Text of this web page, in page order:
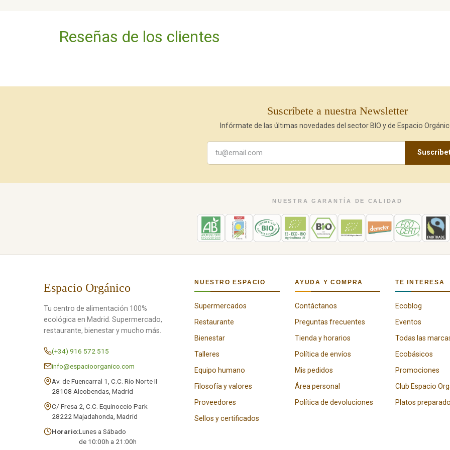
Reseñas de los clientes
Suscríbete a nuestra Newsletter
Infórmate de las últimas novedades del sector BIO y de Espacio
NUESTRA GARANTÍA DE CALIDAD
Espacio Orgánico
Tu centro de alimentación 100%
ecológica en Madrid. Supermercado,
restaurante, bienestar y mucho más.
(+34) 916 572 515
info@espacioorganico.com
Av. de Fuencarral 1, C.C. Río Norte II
28108 Alcobendas, Madrid
C/ Fresa 2, C.C. Equinoccio Park
28222 Majadahonda, Madrid
Horario:Lunes a Sábado
de 10:00h a 21:00h
NUESTRO ESPACIO
Supermercados
Restaurante
Bienestar
Talleres
Equipo humano
Filosofía y valores
Proveedores
Sellos y certificados
AYUDA Y COMPRA
Contáctanos
Preguntas frecuentes
Tienda y horarios
Política de envíos
Mis pedidos
Área personal
Política de devoluciones
TE INTERESA
Ecoblog
Eventos
Todas las
Ecobásicos
Promociones
Club Espacio
Platos